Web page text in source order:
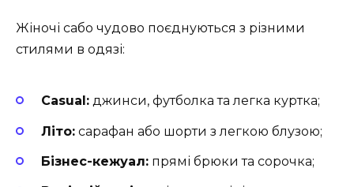
Жіночі сабо чудово поєднуються з різними
стилями в одязі:
Casual: джинси, футболка та легка куртка;
Літо: сарафан або шорти з легкою блузою;
Бізнес-кежуал: прямі брюки та сорочка;